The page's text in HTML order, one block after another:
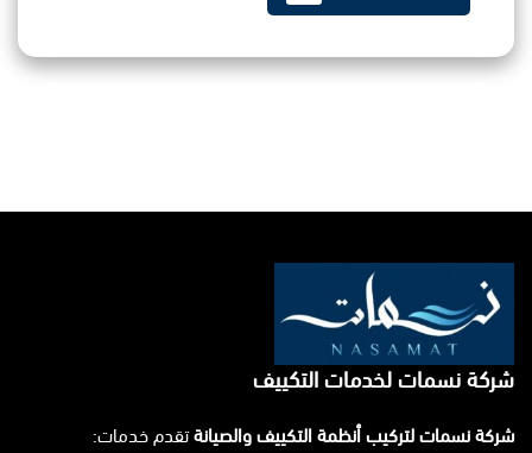
شركة نسمات لخدمات التكييف
شركة نسمات لتركيب أنظمة التكييف والصيانةتقدم خدمات: